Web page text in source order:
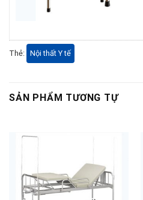
Thẻ: Nội thất Y tế
SẢN PHẨM TƯƠNG TỰ